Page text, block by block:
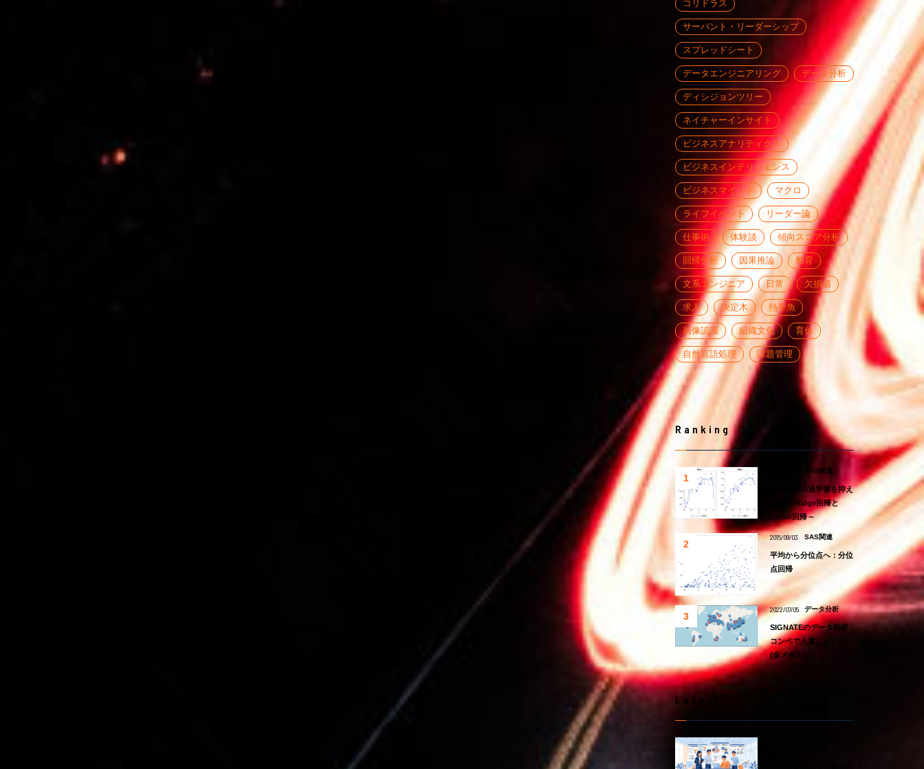
コリドラス
サーバント・リーダーシップ
スプレッドシート
データエンジニアリング データ分析
ディシジョンツリー
ネイチャーインサイト
ビジネスアナリティクス
ビジネスインテリジェンス
ビジネスマインド マクロ
ライフイベント リーダー論
仕事術 体験談 傾向スコア分析
回帰分析 因果推論 教育
文系エンジニア 日常 欠損値
求人 決定木 熱帯魚
画像認識 組織文化 育休
自然言語処理 課題管理
Ranking
SAS関連
線形回帰の過学習を抑え
よう ～Ridge回帰と
Lasso回帰～
2015/09/03 SAS関連
平均から分位点へ：分位
点回帰
2022/07/05 データ分析
SIGNATEのデータ分析
コンペで入賞しました
(金メダル)
Latest